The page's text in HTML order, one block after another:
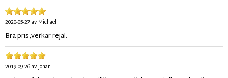
2020-05-27av Michael
Bra pris,verkar rejäl.
2019-09-26avJohan